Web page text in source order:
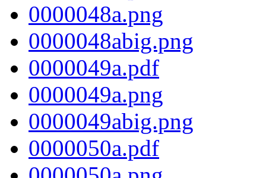
0000048a.png
0000048abig.png
0000049a.pdf
0000049a.png
0000049abig.png
0000050a.pdf